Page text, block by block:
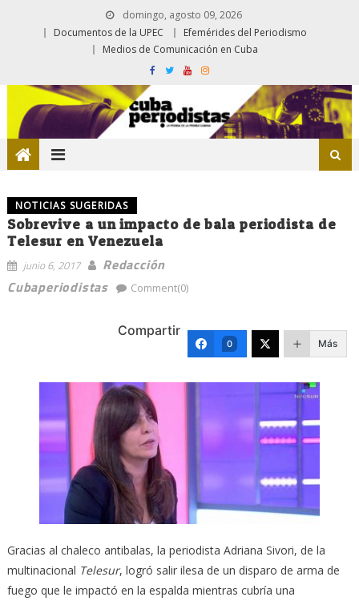
domingo, agosto 09, 2026
Documentos de la UPEC
Efemérides del Periodismo
Medios de Comunicación en Cuba
NOTICIAS SUGERIDAS
Sobrevive a un impacto de bala periodista de
Telesur en Venezuela
junio 6, 2017
Redacción
Cubaperiodistas
Comment(0)
Compartir
0 Más
Gracias al chaleco antibalas, la periodista Adriana Sivori, de la
multinacional Telesur, logró salir ilesa de un disparo de arma de
fuego que le impactó en la espalda mientras cubría una